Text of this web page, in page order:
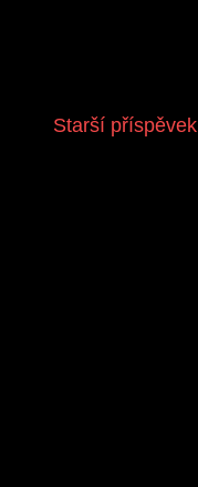
Starší příspěvek